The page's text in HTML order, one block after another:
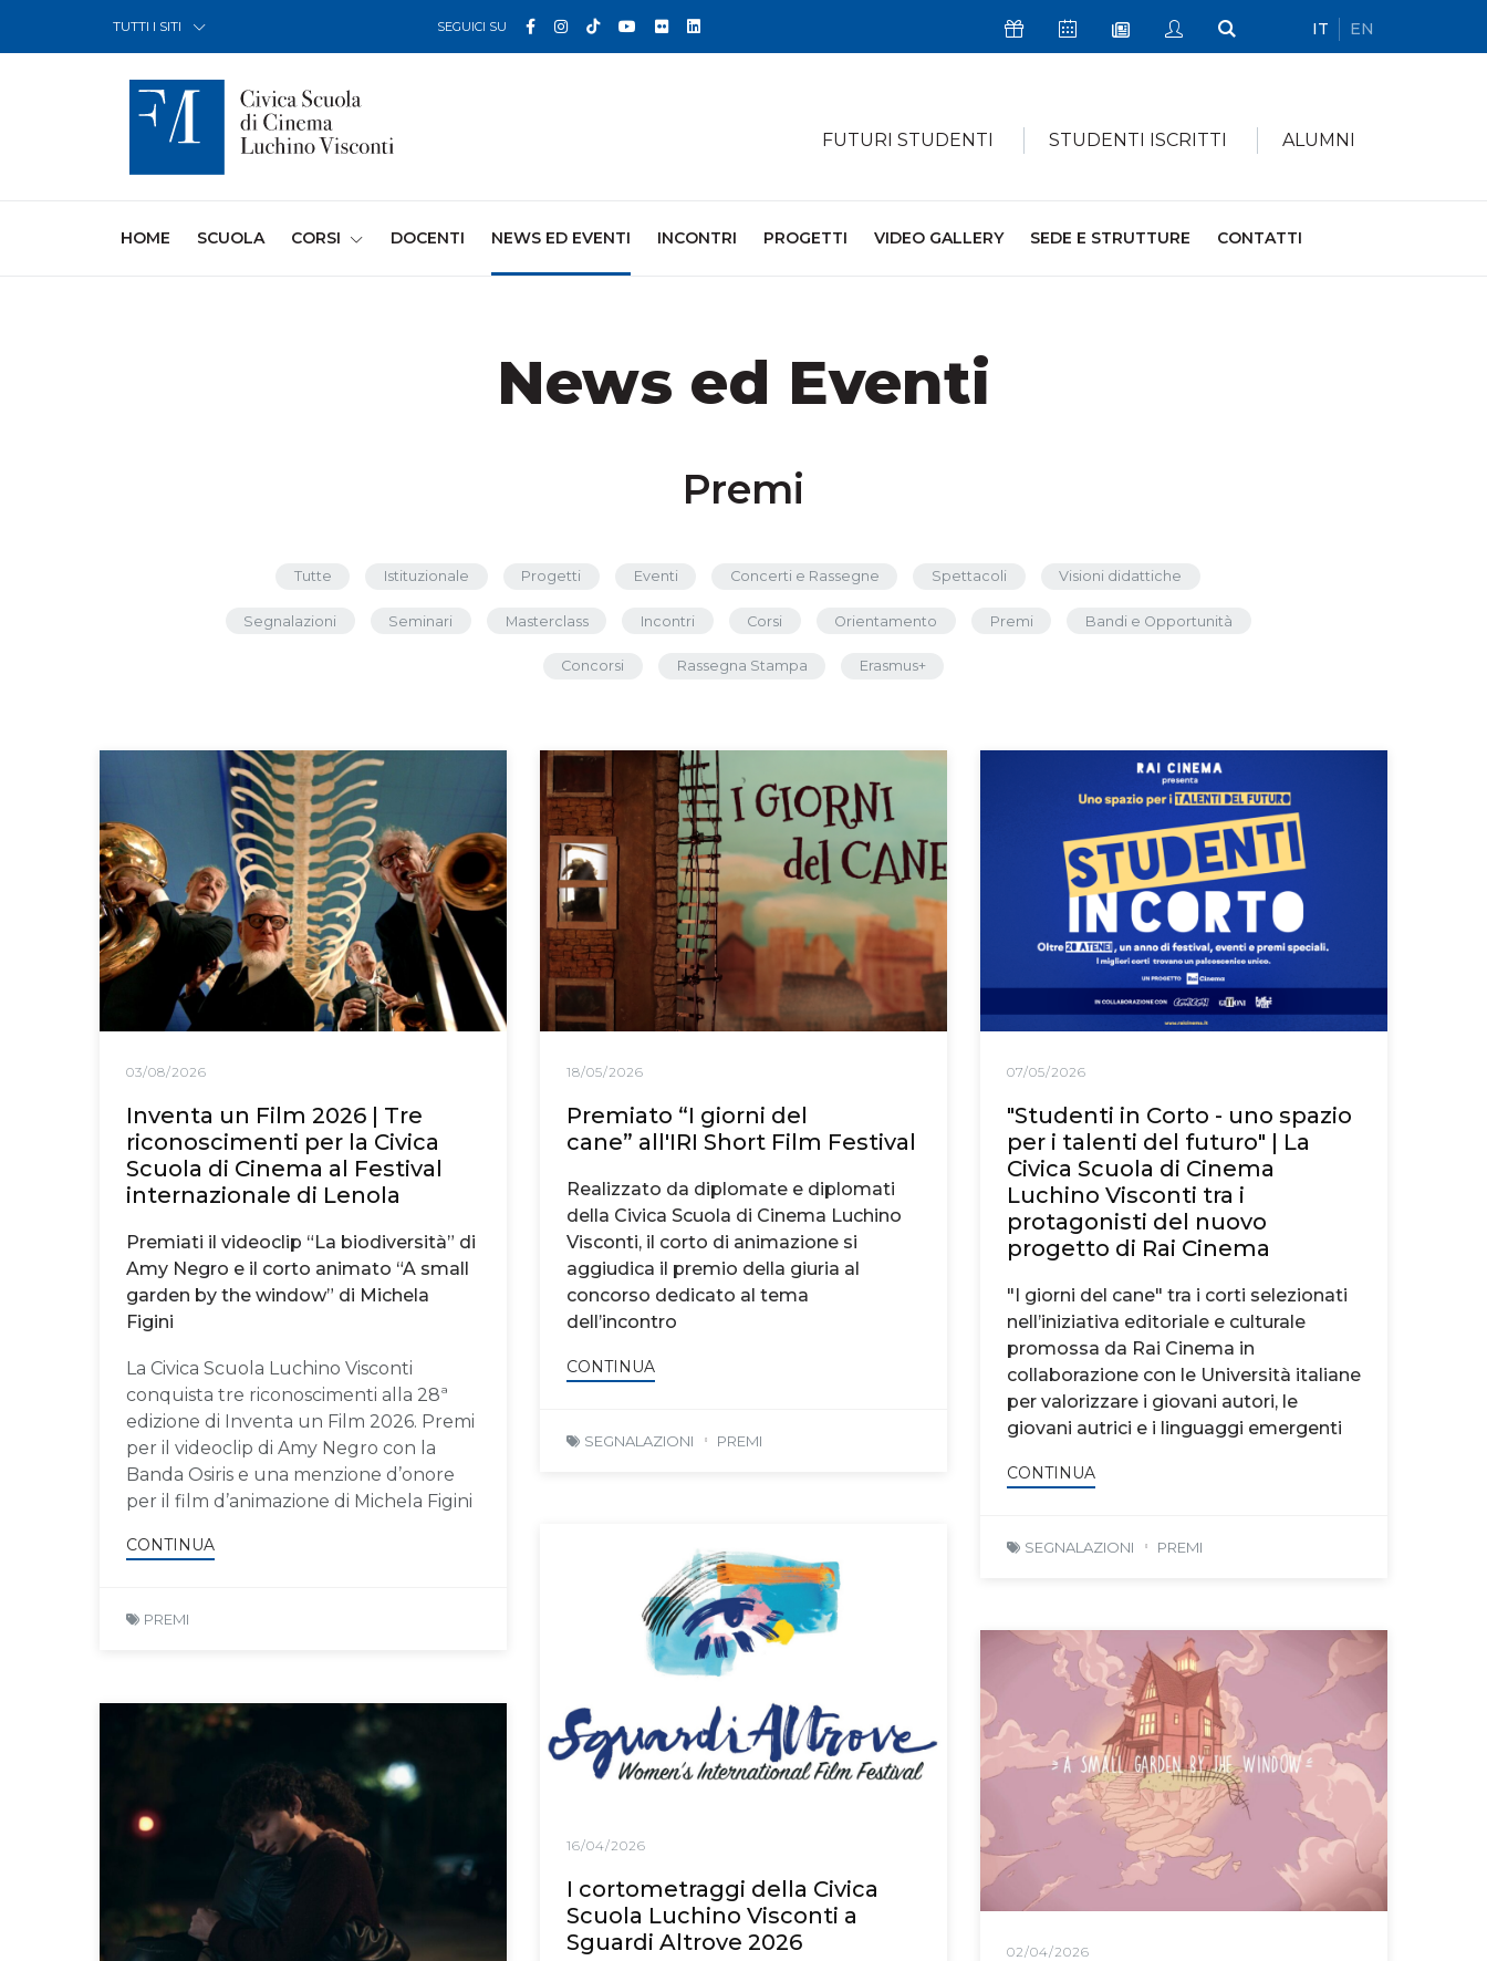
TUTTI I SITI SEGUICI SU Facebook
Instagram
TikTokYouTube
FlickrLinkedin Icona SostieniciIcona Calendario Eventi
Icona Newsletter
Icona My Civica
Icona Cerca
IT EN
FUTURI STUDENTI STUDENTI ISCRITTI ALUMNI
HOME (CURRENT)
SCUOLA CORSI DOCENTI NEWS ED EVENTI INCONTRI PROGETTI VIDEO GALLERY SEDE E STRUTTURE CONTATTI
News ed Eventi
Premi
Tutte Istituzionale Progetti Eventi Concerti e Rassegne Spettacoli Visioni didattiche
Segnalazioni Seminari Masterclass Incontri Corsi Orientamento Premi Bandi e Opportunità
Concorsi Rassegna Stampa Erasmus+
03/08/2026
Inventa un Film 2026 | Tre
riconoscimenti per la Civica
Scuola di Cinema al Festival
internazionale di Lenola
Premiati il videoclip “La biodiversità” di
Amy Negro e il corto animato “A small
garden by the window” di Michela
Figini
La Civica Scuola Luchino Visconti
conquista tre riconoscimenti alla 28ª
edizione di Inventa un Film 2026. Premi
per il videoclip di Amy Negro con la
Banda Osiris e una menzione d’onore
per il film d’animazione di Michela Figini
CONTINUA
PREMI
18/05/2026
Premiato “I giorni del
cane” all'IRI Short Film Festival
Realizzato da diplomate e diplomati
della Civica Scuola di Cinema Luchino
Visconti, il corto di animazione si
aggiudica il premio della giuria al
concorso dedicato al tema
dell’incontro
CONTINUA
SEGNALAZIONI PREMI
07/05/2026
"Studenti in Corto - uno spazio
per i talenti del futuro" | La
Civica Scuola di Cinema
Luchino Visconti tra i
protagonisti del nuovo
progetto di Rai Cinema
"I giorni del cane" tra i corti selezionati
nell’iniziativa editoriale e culturale
promossa da Rai Cinema in
collaborazione con le Università italiane
per valorizzare i giovani autori, le
giovani autrici e i linguaggi emergenti
CONTINUA
SEGNALAZIONI PREMI
16/04/2026
I cortometraggi della Civica
Scuola Luchino Visconti a
Sguardi Altrove 2026
02/04/2026